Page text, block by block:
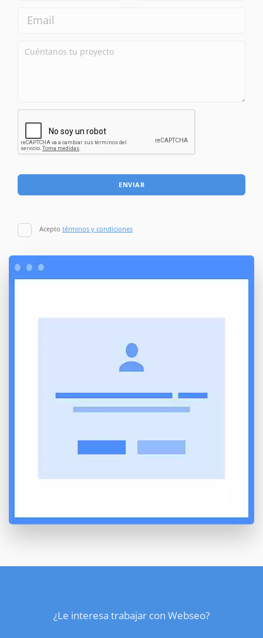
ENVIAR
Acepto términos y condiciones
¿Le interesa trabajar con Webseo?